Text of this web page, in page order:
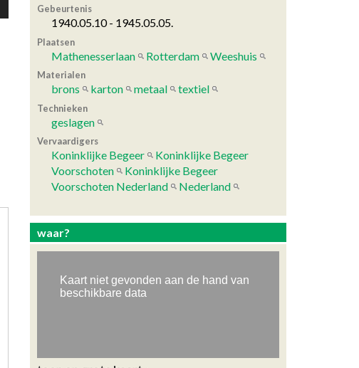
Gebeurtenis
1940.05.10 - 1945.05.05.
Plaatsen
Mathenesserlaan Rotterdam Weeshuis
Materialen
brons karton metaal textiel
Technieken
geslagen
Vervaardigers
Koninklijke Begeer
Koninklijke Begeer
Voorschoten
Koninklijke Begeer
Voorschoten Nederland
Nederland
waar?